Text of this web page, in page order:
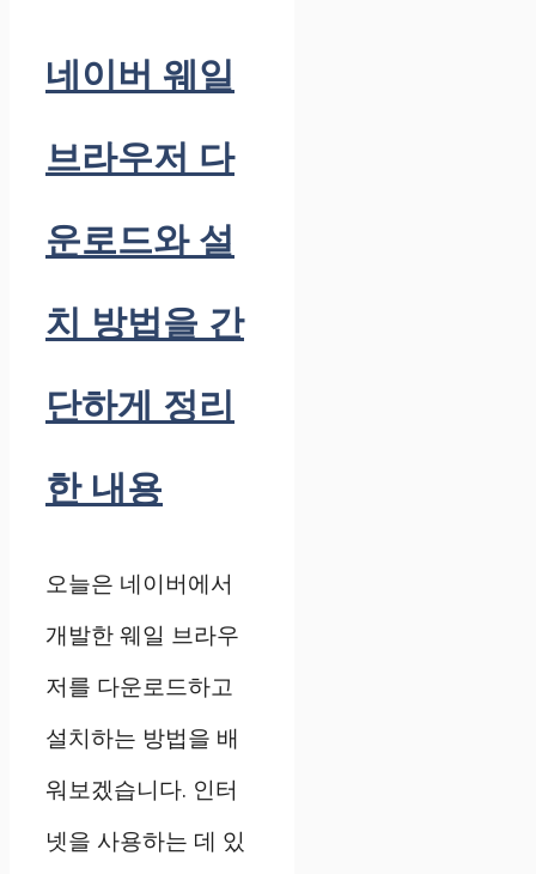
네이버 웨일
브라우저 다
운로드와 설
치 방법을 간
단하게 정리
한 내용
오늘은 네이버에서
개발한 웨일 브라우
저를 다운로드하고
설치하는 방법을 배
워보겠습니다. 인터
넷을 사용하는 데 있